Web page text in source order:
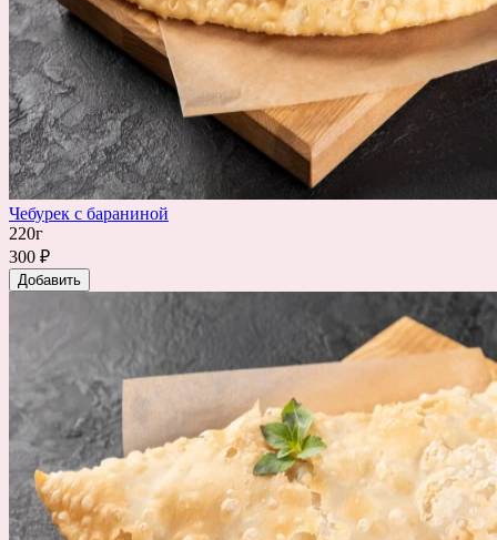
Чебурек с бараниной
220г
300 ₽
Добавить